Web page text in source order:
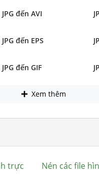
JPG đến AVI
JPG đến EPS
JPG đến GIF
Xem thêm
trực
Nén các file